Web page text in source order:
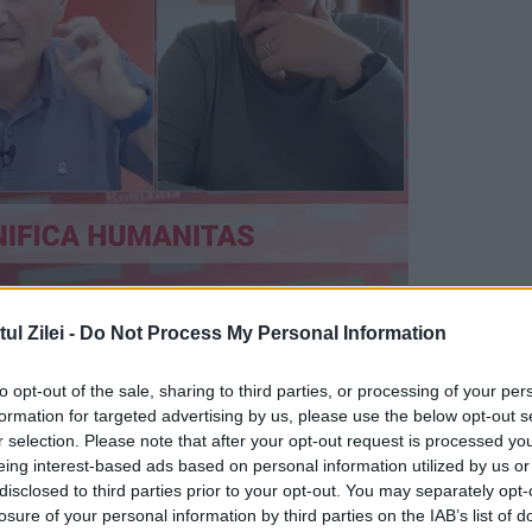
Zilei - Do Not Process My Personal Information
opt-out of the sale, sharing to third parties, or processing of your
for targeted advertising by us, please use the below opt-out
selection. Please note that after your opt-out request is processed
interest-based ads based on personal information utilized by us
to third parties prior to your opt-out. You may separately
of your personal information by third parties on the IAB’s list of
cu un altar amenajat, la sediul central al
fotografii ale membrilor echipajului
Francezi.
în care apare și pilotul Patrick Sondheimer,
piloților, pe care copilotul său Andreas